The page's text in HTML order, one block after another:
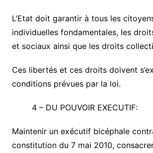
L’Etat doit garantir à tous les
individuelles fondamentales, les
et sociaux ainsi que les droits
Ces libertés et ces droits doivent
conditions prévues par la loi.
4 – DU POUVOIR EXECUTIF:
Maintenir un exécutif bicéphale
constitution du 7 mai 2010,